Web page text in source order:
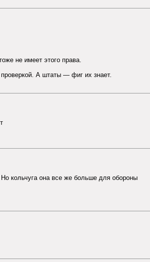
не имеет этого права.
А штаты — фиг их знает.
кольчуга она все же больше для обороны